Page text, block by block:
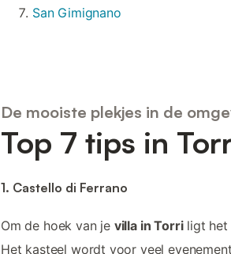
San Gimignano
De mooiste plekjes in de
Top 7 tips in
1. Castello di Ferrano
Om de hoek van je villa in Torriligt het
Het kasteel wordt voor veel